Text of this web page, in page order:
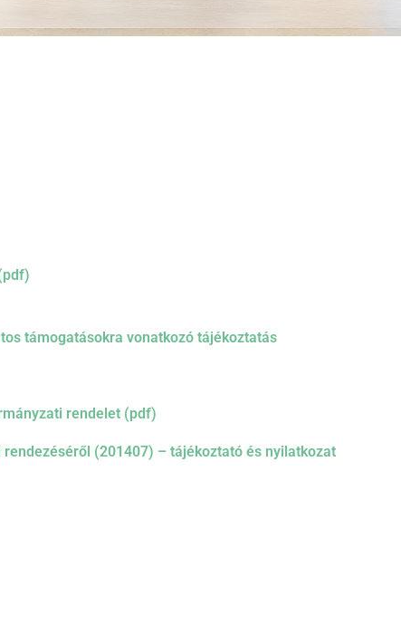
támogatásokra vonatkozó tájékoztatás
rendelet (pdf)
(201407) – tájékoztató és nyilatkozat